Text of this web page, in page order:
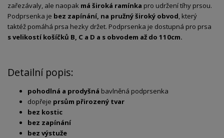
zařezávaly, ale naopak má široká ramínka pro udržení tíhy prsou.
Podprsenka je bez zapínání, na pružný široký obvod, který
taktéž pomáhá prsa hezky držet. Podprsenka je dostupná pro prsa
s velikostí košíčků B, C a D a s obvodem až do 110cm.
Detailní popis:
pohodlná a prodyšná bavlněná podprsenka
dopřeje prsům přirozený tvar
bez kostic
bez zapínání
bez výstuže